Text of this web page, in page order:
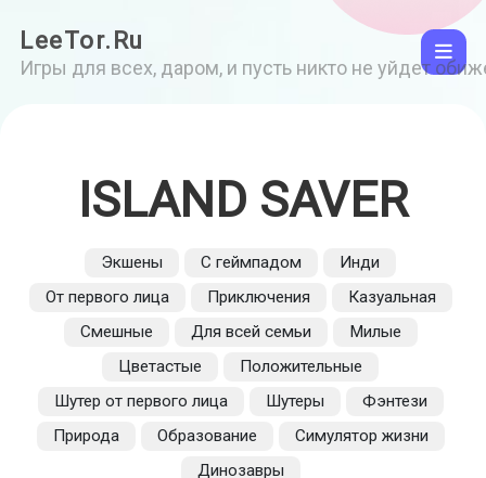
LeeTor.Ru
Игры для всех, даром, и пусть никто не уйдет
ISLAND SAVER
Экшены С геймпадом
Инди
От первого лица
Приключения
Казуальная
Смешные
Для всей семьи
Милые
Цветастые
Положительные
Шутер от первого лица
Шутеры
Фэнтези
Природа
Образование
Симулятор жизни
Динозавры